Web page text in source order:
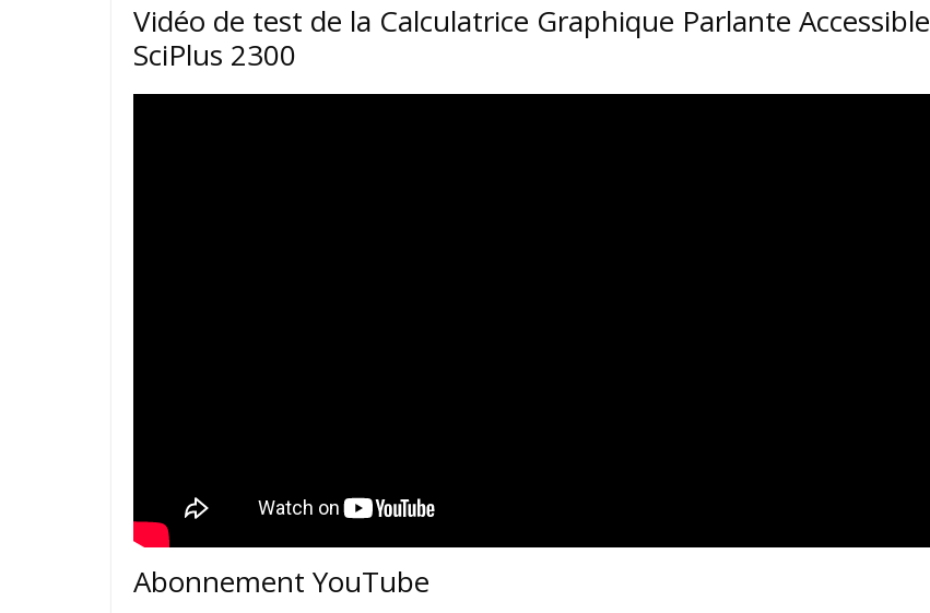
Vidéo de test de la Calculatrice Graphique Parlante Accessible
SciPlus 2300
Abonnement YouTube